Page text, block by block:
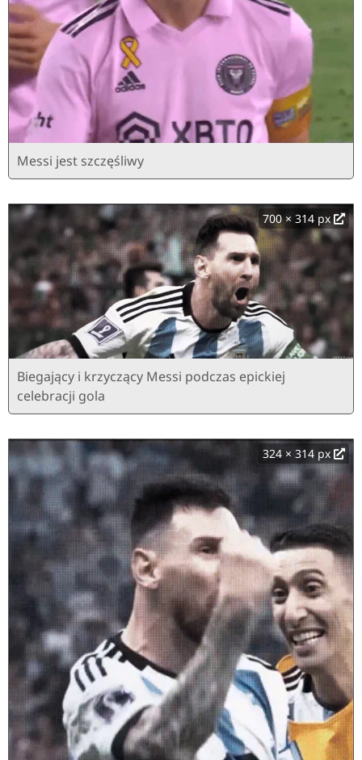
Messi jest szczęśliwy
700 × 314 px
Biegający i krzyczący Messi podczas epickiej
celebracji gola
324 × 314 px